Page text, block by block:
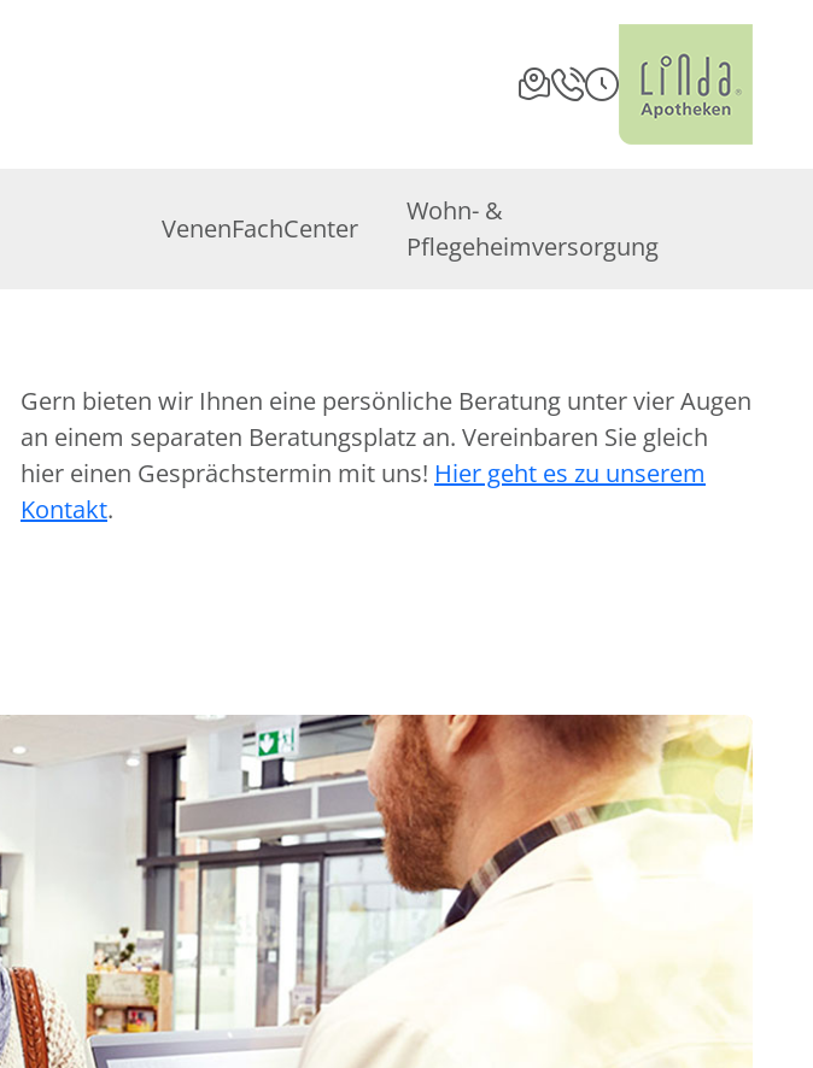
VenenFachCenter
Wohn- &
Pflegeheimversorgung
Gern bieten wir Ihnen eine persönliche Beratung unter vier Augen
an einem separaten Beratungsplatz an. Vereinbaren Sie gleich
hier einen Gesprächstermin mit uns! Hier geht es zu unserem
Kontakt.